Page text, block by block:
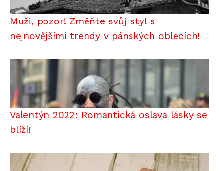
Muži, pozor! Změňte svůj styl s
nejnovějšími trendy v pánských oblecích!
Valentýn 2022: Romantická oslava lásky se
blíží!